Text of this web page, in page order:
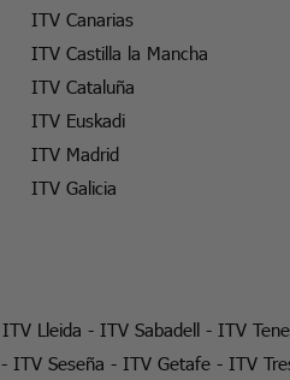
ITV Canarias
ITV Castilla la Mancha
ITV Cataluña
ITV Euskadi
ITV Madrid
ITV Galicia
ITV Lleida - ITV Sabadell- ITV
- ITV Seseña - ITV Getafe - ITV